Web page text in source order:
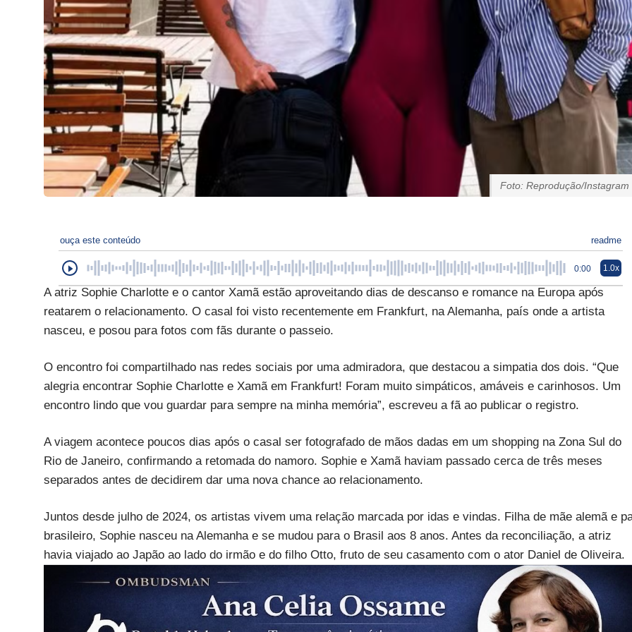
Foto: Reprodução/Instagram
ouça este conteúdo readme
0:00 1.0x
A atriz Sophie Charlotte e o cantor Xamã estão aproveitando dias de descanso e romance na Europa após
reatarem o relacionamento. O casal foi visto recentemente em Frankfurt, na Alemanha, país onde a artista
nasceu, e posou para fotos com fãs durante o passeio.
O encontro foi compartilhado nas redes sociais por uma admiradora, que destacou a simpatia dos dois. “Que
alegria encontrar Sophie Charlotte e Xamã em Frankfurt! Foram muito simpáticos, amáveis e carinhosos. Um
encontro lindo que vou guardar para sempre na minha memória”, escreveu a fã ao publicar o registro.
A viagem acontece poucos dias após o casal ser fotografado de mãos dadas em um shopping na Zona Sul do
Rio de Janeiro, confirmando a retomada do namoro. Sophie e Xamã haviam passado cerca de três meses
separados antes de decidirem dar uma nova chance ao relacionamento.
Juntos desde julho de 2024, os artistas vivem uma relação marcada por idas e vindas. Filha de mãe alemã e
brasileiro, Sophie nasceu na Alemanha e se mudou para o Brasil aos 8 anos. Antes da reconciliação, a atriz
havia viajado ao Japão ao lado do irmão e do filho Otto, fruto de seu casamento com o ator Daniel de Oliveira.